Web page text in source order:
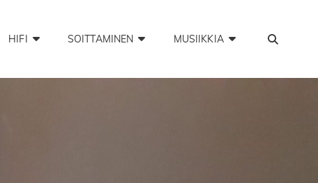
HIFI SOITTAMINEN MUSIIKKIA